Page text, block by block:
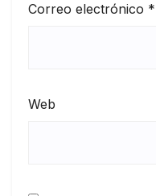
Correo electrónico *
Web